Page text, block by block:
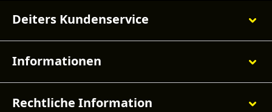
Deiters Kundenservice
Informationen
Rechtliche Information